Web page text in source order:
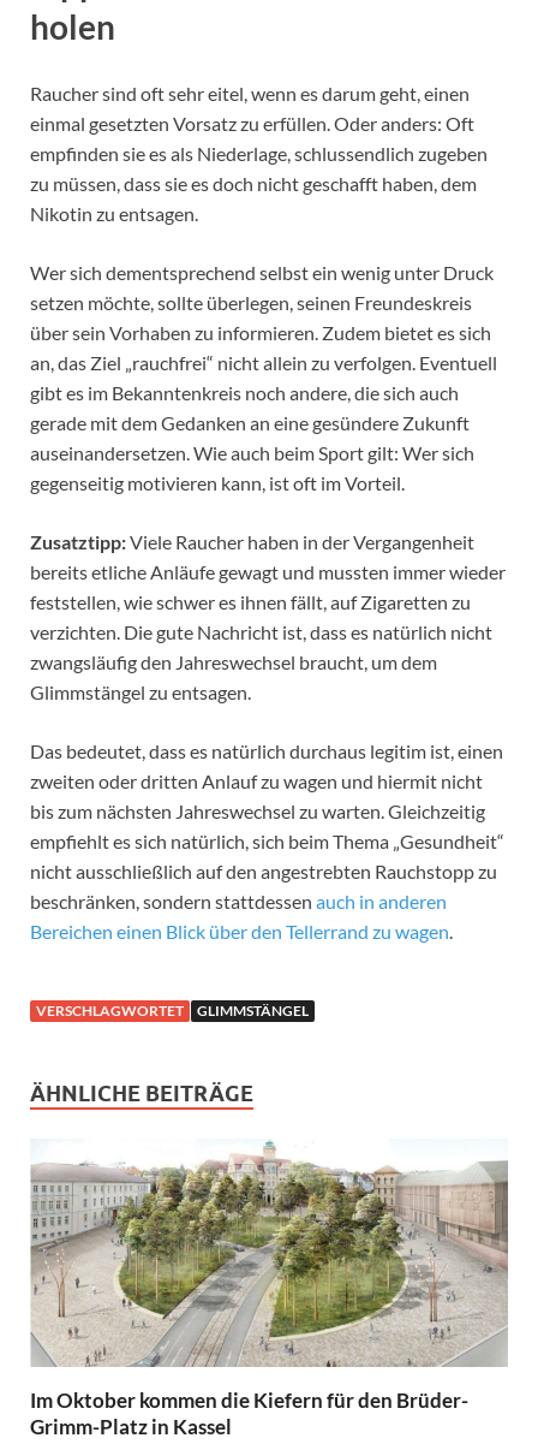
holen
Raucher sind oft sehr eitel, wenn es darum geht, einen
einmal gesetzten Vorsatz zu erfüllen. Oder anders: Oft
empfinden sie es als Niederlage, schlussendlich zugeben
zu müssen, dass sie es doch nicht geschafft haben, dem
Nikotin zu entsagen.
Wer sich dementsprechend selbst ein wenig unter Druck
setzen möchte, sollte überlegen, seinen Freundeskreis
über sein Vorhaben zu informieren. Zudem bietet es sich
an, das Ziel „rauchfrei“ nicht allein zu verfolgen. Eventuell
gibt es im Bekanntenkreis noch andere, die sich auch
gerade mit dem Gedanken an eine gesündere Zukunft
auseinandersetzen. Wie auch beim Sport gilt: Wer sich
gegenseitig motivieren kann, ist oft im Vorteil.
Zusatztipp:Viele Raucher haben in der Vergangenheit
bereits etliche Anläufe gewagt und mussten immer wieder
feststellen, wie schwer es ihnen fällt, auf Zigaretten zu
verzichten. Die gute Nachricht ist, dass es natürlich nicht
zwangsläufig den Jahreswechsel braucht, um dem
Glimmstängel zu entsagen.
Das bedeutet, dass es natürlich durchaus legitim ist, einen
zweiten oder dritten Anlauf zu wagen und hiermit nicht
bis zum nächsten Jahreswechsel zu warten. Gleichzeitig
empfiehlt es sich natürlich, sich beim Thema „Gesundheit“
nicht ausschließlich auf den angestrebten Rauchstopp zu
beschränken, sondern stattdessen auch in anderen
Bereichen einen Blick über den Tellerrand zu wagen.
VERSCHLAGWORTET GLIMMSTÄNGEL
ÄHNLICHE BEITRÄGE
Im Oktober kommen die Kiefern für den Brüder-
Grimm-Platz in Kassel